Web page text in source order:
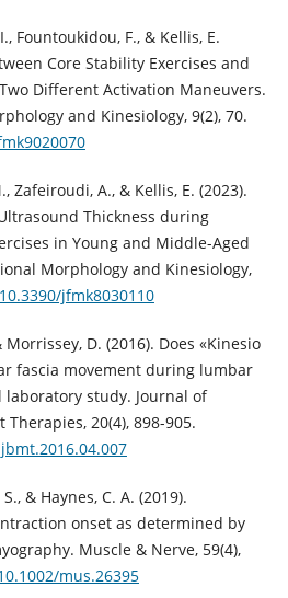
Fountoukidou, F., & Kellis, E.
Core Stability Exercises and
Different Activation Maneuvers.
and Kinesiology, 9(2), 70.
Zafeiroudi, A., & Kellis, E. (2023).
Thickness during
in Young and Middle-Aged
Morphology and Kinesiology,
jfmk8030110
Morrissey, D. (2016). Does «Kinesio
fascia movement during lumbar
laboratory study. Journal of
20(4), 898-905.
& Haynes, C. A. (2019).
onset as determined by
Muscle & Nerve, 59(4),
mus.26395